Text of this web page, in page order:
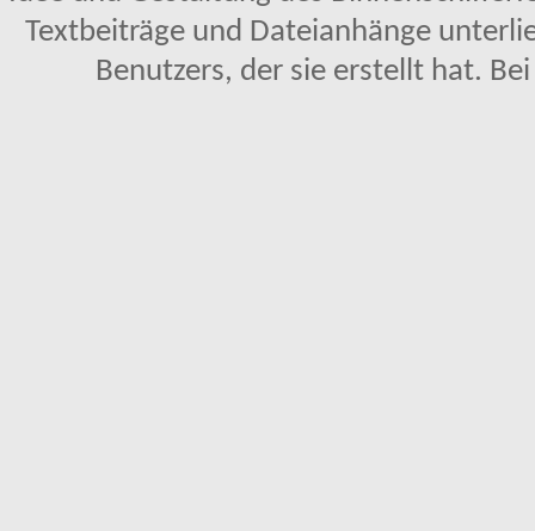
Textbeiträge und Dateianhänge
Benutzers, der sie erstellt hat.